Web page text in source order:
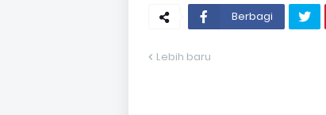
Berbagi
Lebih baru